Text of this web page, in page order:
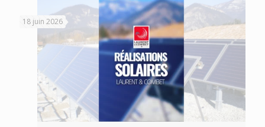
18 juin 2026